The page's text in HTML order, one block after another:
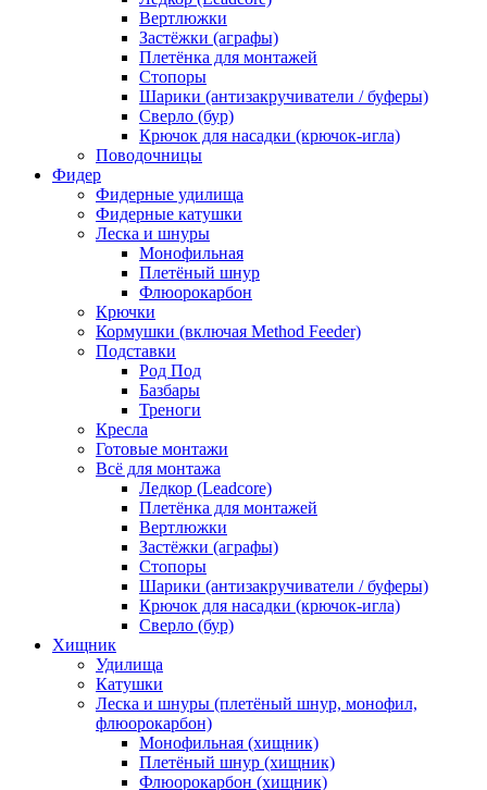
Вертлюжки
Застёжки (аграфы)
Плетёнка для монтажей
Стопоры
Шарики (антизакручиватели / буферы)
Сверло (бур)
Крючок для насадки (крючок-игла)
Поводочницы
Фидер
Фидерные удилища
Фидерные катушки
Леска и шнуры
Монофильная
Плетёный шнур
Флюорокарбон
Крючки
Кормушки (включая Method Feeder)
Подставки
Род Под
Базбары
Треноги
Кресла
Готовые монтажи
Всё для монтажа
Ледкор (Leadcore)
Плетёнка для монтажей
Вертлюжки
Застёжки (аграфы)
Стопоры
Шарики (антизакручиватели / буферы)
Крючок для насадки (крючок-игла)
Сверло (бур)
Хищник
Удилища
Катушки
Леска и шнуры (плетёный шнур, монофил,
флюорокарбон)
Монофильная (хищник)
Плетёный шнур (хищник)
Флюорокарбон (хищник)